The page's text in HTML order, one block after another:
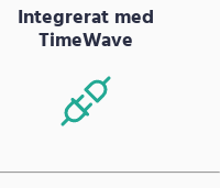
Integrerat med
TimeWave